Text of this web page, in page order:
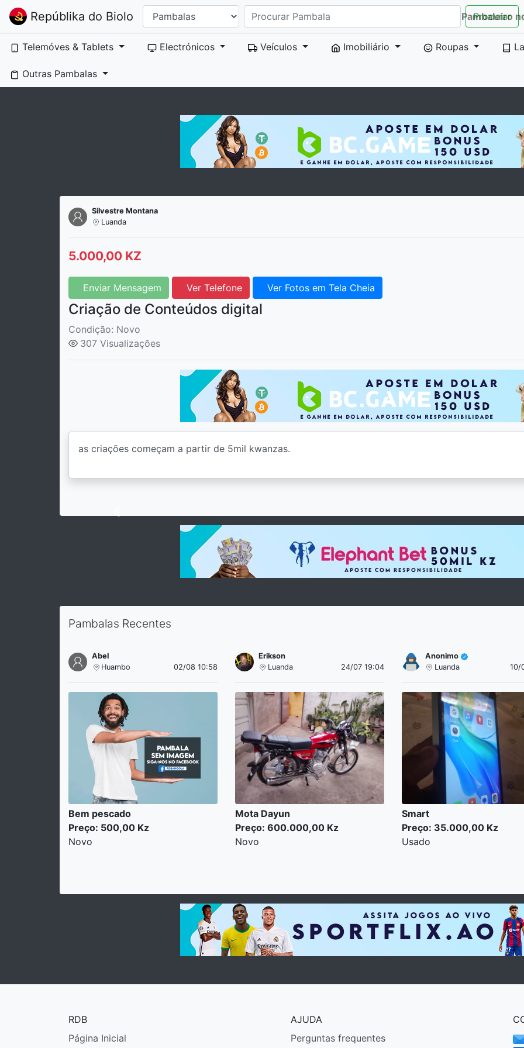
Repúblika do Biolo Procurar
Pambaleiro
Telemóves & Tablets Electrónicos Veículos Imobiliário Roupas
Outras Pambalas
Silvestre Montana
Luanda
5.000,00 KZ
Enviar Mensagem Ver Telefone Ver Fotos em Tela Cheia
Criação de Conteúdos digital
Condição: Novo
307 Visualizações
Previous
Pambalas Recentes
Abel
Huambo
02/08 10:58
Bem pescado
Preço: 500,00 Kz
Novo
Erikson
Luanda
24/07 19:04
Mota Dayun
Preço: 600.000,00 Kz
Novo
Anonimo
Luanda
10/
Smart
Preço: 35.000,00 Kz
Usado
RDB
Página Inicial
AJUDA
Perguntas frequentes